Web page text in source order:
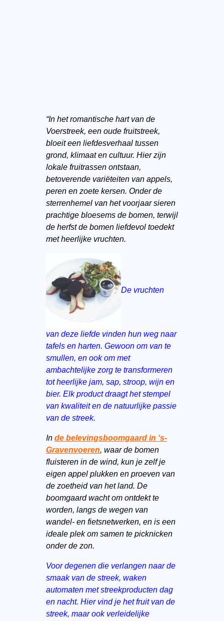
“In het romantische hart van de
Voerstreek, een oude fruitstreek,
bloeit een liefdesverhaal tussen
grond, klimaat en cultuur. Hier zijn
lokale fruitrassen ontstaan,
betoverende variëteiten van appels,
peren en zoete kersen. Onder de
sterrenhemel van het voorjaar sieren
prachtige bloesems de bomen, terwijl
de herfst de bomen liefdevol toedekt
met heerlijke vruchten.
De vruchten
van deze liefde vinden hun weg naar
tafels en harten. Gewoon om van te
smullen, en ook om met
ambachtelijke zorg te transformeren
tot heerlijke jam, sap, stroop, wijn en
bier. Elk product draagt het stempel
van kwaliteit en de natuurlijke passie
van de streek.
In de belevingsboomgaard in ‘s-
Gravenvoeren, waar de bomen
fluisteren in de wind, kun je zelf je
eigen appel plukken en proeven van
de zoetheid van het land. De
boomgaard wacht om ontdekt te
worden, langs de wegen van
wandel- en fietsnetwerken, en is een
ideale plek om samen te picknicken
onder de zon.
Voor degenen die verlangen naar de
smaak van de streek, waken
automaten met streekproducten dag
en nacht. Hier vind je het fruit van de
streek, maar ook verleidelijke